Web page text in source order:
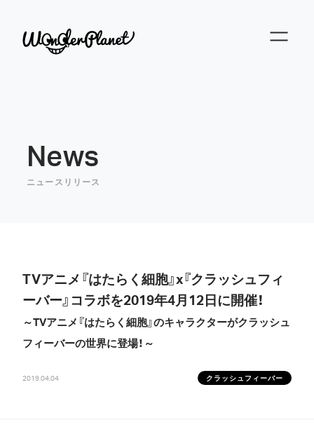
News
ニュースリリース
TVアニメ『はたらく細胞』x『クラッシュフィ
ーバー』コラボを2019年4月12日に開催！
～TVアニメ『はたらく細胞』のキャラクターがクラッシュ
フィーバーの世界に登場！～
2019.04.04 クラッシュフィーバー